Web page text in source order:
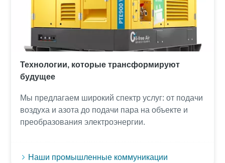
Технологии, которые трансформируют
будущее
Мы предлагаем широкий спектр услуг: от подачи
воздуха и азота до подачи пара на объекте и
преобразования электроэнергии.
Наши промышленные коммуникации